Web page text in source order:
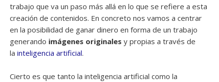
trabajo que va un paso más allá en lo que se refiere a esta
creación de contenidos. En concreto nos vamos a centrar
en la posibilidad de ganar dinero en forma de un trabajo
generando imágenes originales y propias a través de
la inteligencia artificial.
Cierto es que tanto la inteligencia artificial como la